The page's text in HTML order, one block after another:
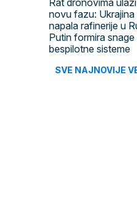
Rat dronovima
novu fazu: Ukrajina
napala rafinerije u
Putin formira
bespilotne sisteme
SVE NAJNOVIJE